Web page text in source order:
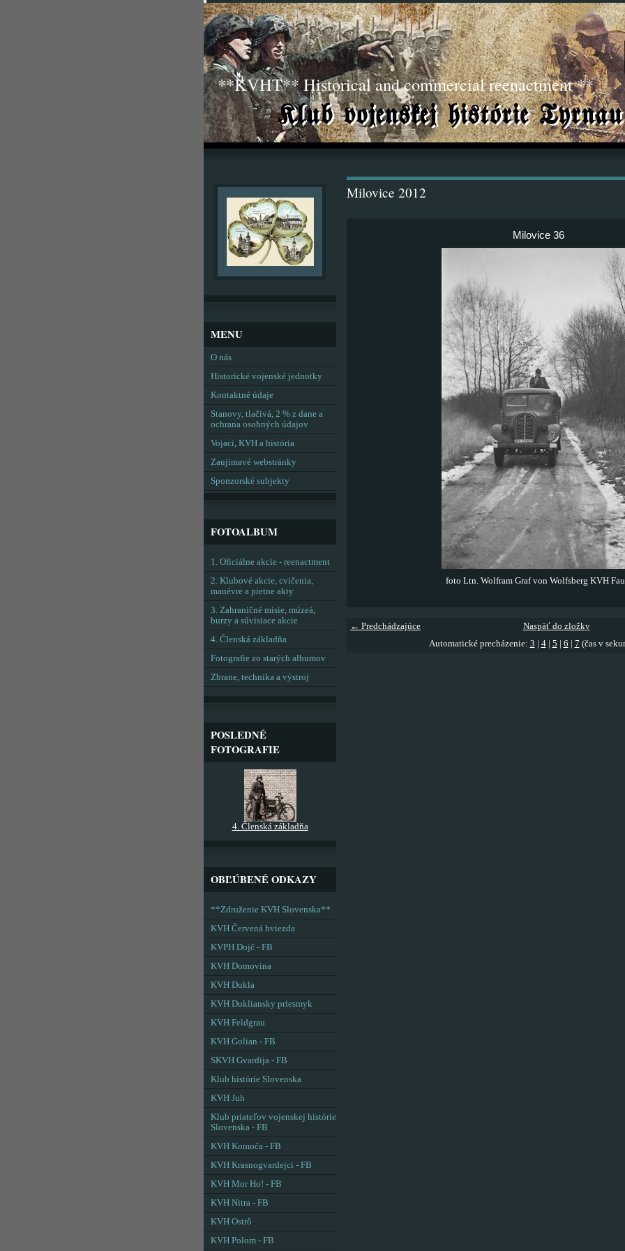
**KVHT** Historical and commercial reenactment **
Milovice 2012
Milovice 36
foto Ltn. Wolfram Graf von Wolfsberg KVH
← Predchádzajúce
Naspäť do zložky
Automatické precházenie: 3 4| 5 6 7 (čas v
MENU
O nás
Historické vojenské jednotky
Kontaktné údaje
Stanovy, tlačivá, 2 % z dane a
ochrana osobných údajov
Vojaci, KVH a história
Zaujímavé webstránky
Sponzorské subjekty
FOTOALBUM
1. Oficiálne akcie - reenactment
2. Klubové akcie, cvičenia,
manévre a pietne akty
3. Zahraničné misie, múzeá,
burzy a súvisiace akcie
4. Členská základňa
Fotografie zo starých albumov
Zbrane, technika a výstroj
POSLEDNÉ
FOTOGRAFIE
4. Členská základňa
OBĽÚBENÉ ODKAZY
**Združenie KVH Slovenska**
KVH Červená hviezda
KVPH Dojč - FB
KVH Domovina
KVH Dukla
KVH Dukliansky priesmyk
KVH Feldgrau
KVH Golian - FB
SKVH Gvardija - FB
Klub histórie Slovenska
KVH Juh
Klub priateľov vojenskej histórie
Slovenska - FB
KVH Komoča - FB
KVH Krasnogvardejci - FB
KVH Mor Ho! - FB
KVH Nitra - FB
KVH Ostrô
KVH Polom - FB